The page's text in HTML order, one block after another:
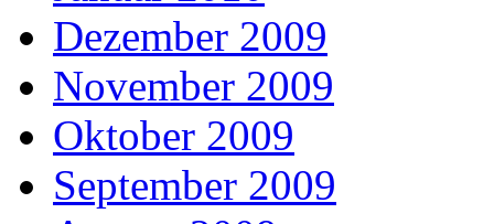
Dezember 2009
November 2009
Oktober 2009
September 2009